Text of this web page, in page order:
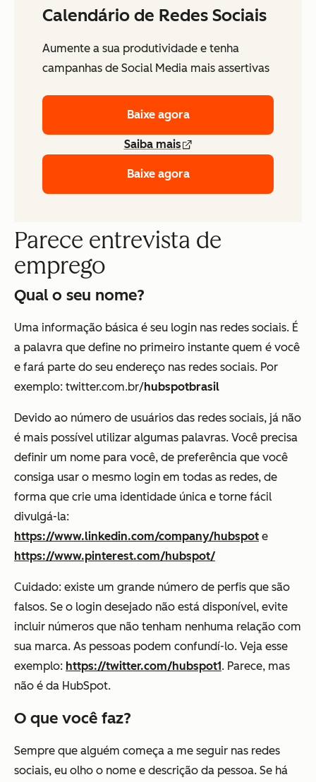
Calendário de Redes Sociais
Aumente a sua produtividade e tenha
campanhas de Social Media mais assertivas
Baixe agora
Saiba mais
Baixe agora
Parece entrevista de
emprego
Qual o seu nome?
Uma informação básica é seu login nas redes sociais. É
a palavra que define no primeiro instante quem é você
e fará parte do seu endereço nas redes sociais. Por
exemplo: twitter.com.br/hubspotbrasil
Devido ao número de usuários das redes sociais, já não
é mais possível utilizar algumas palavras. Você precisa
definir um nome para você, de preferência que você
consiga usar o mesmo login em todas as redes, de
forma que crie uma identidade única e torne fácil
divulgá-la:
https://www.linkedin.com/company/hubspot e
https://www.pinterest.com/hubspot/
Cuidado: existe um grande número de perfis que são
falsos. Se o login desejado não está disponível, evite
incluir números que não tenham nenhuma relação com
sua marca. As pessoas podem confundí-lo. Veja esse
exemplo: https://twitter.com/hubspot1. Parece, mas
não é da HubSpot.
O que você faz?
Sempre que alguém começa a me seguir nas redes
sociais, eu olho o nome e descrição da pessoa. Se há